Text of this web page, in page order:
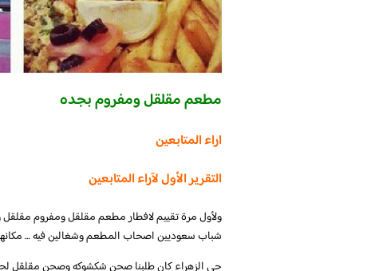
مطعم مقلقل ومفروم بجده
اراء المتابعين
التقرير الأول لآراء المتابعين
ولأول مرة تقييم لافطار مطعم مقلقل ومفروم
شباب سعوديين اصحاب المطعم وشغالين فيه …